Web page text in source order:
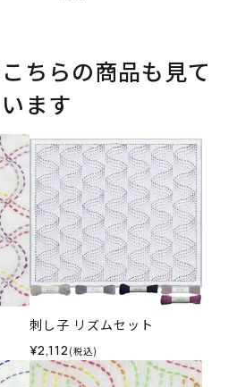
ちらの商品も見て
います
刺し子 リズムセット
¥2,112 (税込)